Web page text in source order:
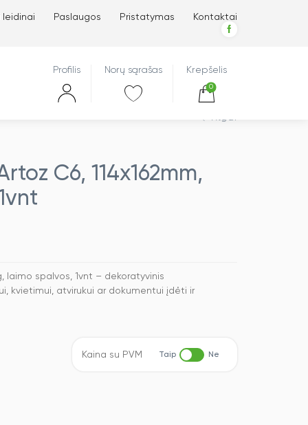
leidinai Paslaugos Pristatymas Kontaktai
Profilis Norų sąrašas Krepšelis
0
Atgal
C6, 114x162mm,
laimo spalvos, 1vnt – dekoratyvinis
kvietimui, atvirukui ar dokumentui įdėti ir
Kaina su PVM Taip Ne